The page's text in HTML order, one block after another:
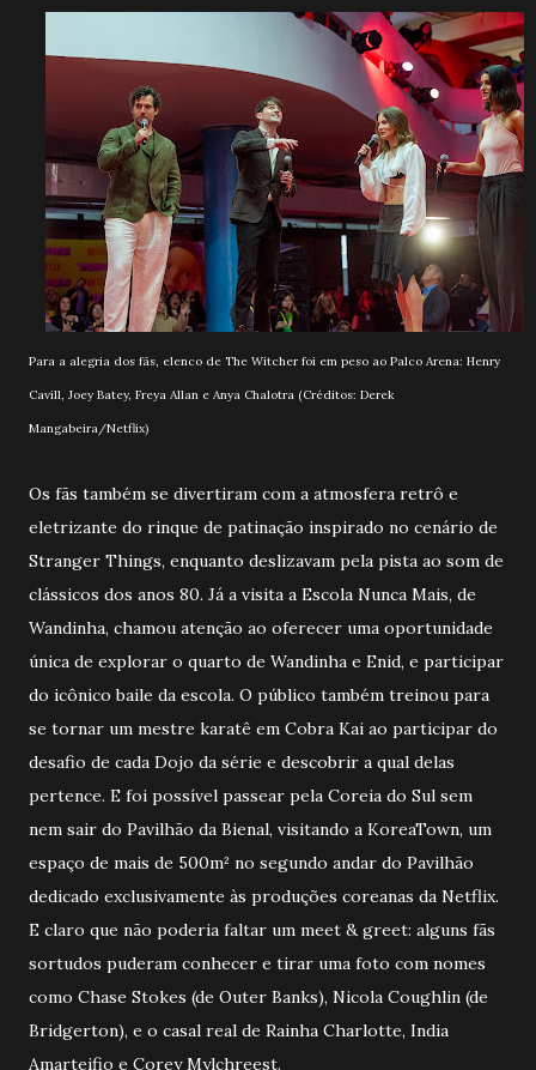
Para a alegria dos fãs, elenco de The Witcher foi em peso ao Palco Arena: Henry
Cavill, Joey Batey, Freya Allan e Anya Chalotra (Créditos: Derek
Mangabeira/Netflix)
Os fãs também se divertiram com a atmosfera retrô e
eletrizante do rinque de patinação inspirado no cenário de
Stranger Things, enquanto deslizavam pela pista ao som de
clássicos dos anos 80. Já a visita a Escola Nunca Mais, de
Wandinha, chamou atenção ao oferecer uma oportunidade
única de explorar o quarto de Wandinha e Enid, e participar
do icônico baile da escola. O público também treinou para
se tornar um mestre karatê em Cobra Kai ao participar do
desafio de cada Dojo da série e descobrir a qual delas
pertence. E foi possível passear pela Coreia do Sul sem
nem sair do Pavilhão da Bienal, visitando a KoreaTown, um
espaço de mais de 500m² no segundo andar do Pavilhão
dedicado exclusivamente às produções coreanas da Netflix.
E claro que não poderia faltar um meet & greet: alguns fãs
sortudos puderam conhecer e tirar uma foto com nomes
como Chase Stokes (de Outer Banks), Nicola Coughlin (de
Bridgerton), e o casal real de Rainha Charlotte, India
Amarteifio e Corey Mylchreest.